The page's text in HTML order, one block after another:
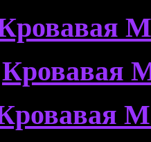
Кровавая